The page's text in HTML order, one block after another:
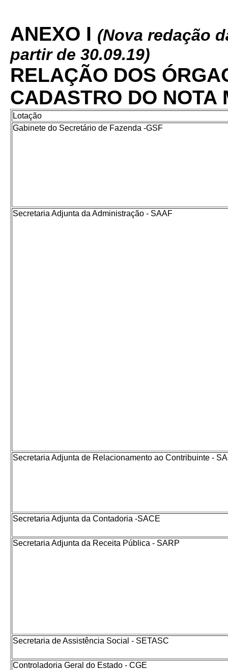
ANEXO I (Nova redação
partir de 30.09.19)
RELAÇÃO DOS
CADASTRO DO NOTA
Lotação
Gabinete do Secretário de Fazenda -GSF
Secretaria Adjunta da Administração - SAAF
Secretaria Adjunta de Relacionamento ao Contribuinte -
Secretaria Adjunta da Contadoria -SACE
Secretaria Adjunta da Receita Pública - SARP
Secretaria de Assistência Social - SETASC
Controladoria Geral do Estado - CGE